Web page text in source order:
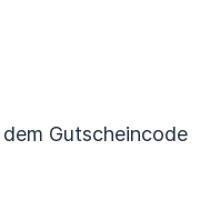
Gutscheincode